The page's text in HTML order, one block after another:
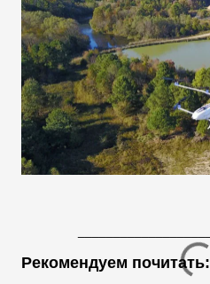
Рекомендуем почитать: